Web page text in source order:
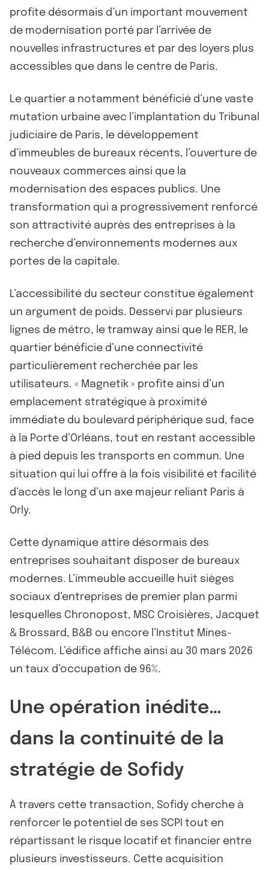
profite désormais d’un important mouvement
de modernisation porté par l’arrivée de
nouvelles infrastructures et par des loyers plus
accessibles que dans le centre de Paris.
Le quartier a notamment bénéficié d’une vaste
mutation urbaine avec l’implantation du Tribunal
judiciaire de Paris, le développement
d’immeubles de bureaux récents, l’ouverture de
nouveaux commerces ainsi que la
modernisation des espaces publics. Une
transformation qui a progressivement renforcé
son attractivité auprès des entreprises à la
recherche d’environnements modernes aux
portes de la capitale.
L’accessibilité du secteur constitue également
un argument de poids. Desservi par plusieurs
lignes de métro, le tramway ainsi que le RER, le
quartier bénéficie d’une connectivité
particulièrement recherchée par les
utilisateurs. « Magnetik » profite ainsi d’un
emplacement stratégique à proximité
immédiate du boulevard périphérique sud, face
à la Porte d’Orléans, tout en restant accessible
à pied depuis les transports en commun. Une
situation qui lui offre à la fois visibilité et facilité
d’accès le long d’un axe majeur reliant Paris à
Orly.
Cette dynamique attire désormais des
entreprises souhaitant disposer de bureaux
modernes. L’immeuble accueille huit sièges
sociaux d’entreprises de premier plan parmi
lesquelles Chronopost, MSC Croisières, Jacquet
& Brossard, B&B ou encore l’Institut Mines-
Télécom. L’édifice affiche ainsi au 30 mars 2026
un taux d’occupation de 96%.
Une opération inédite…
dans la continuité de la
stratégie de Sofidy
À travers cette transaction, Sofidy cherche à
renforcer le potentiel de ses SCPI tout en
répartissant le risque locatif et financier entre
plusieurs investisseurs. Cette acquisition